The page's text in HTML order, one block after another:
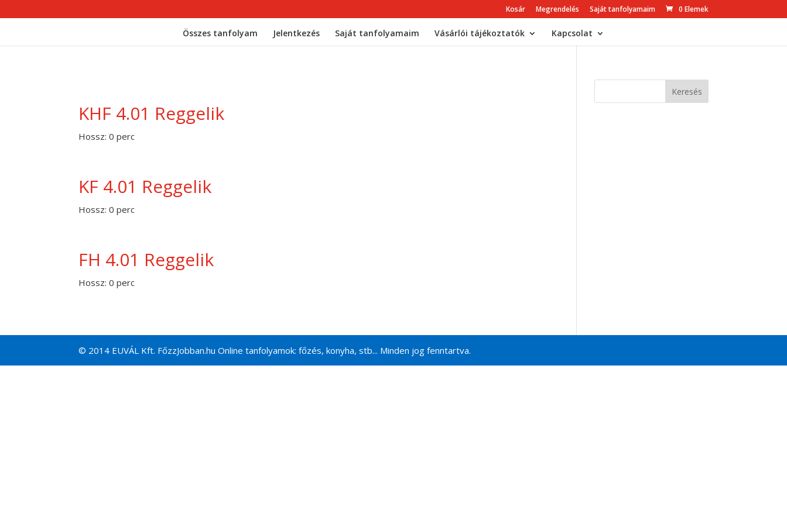
Kosár Megrendelés Saját tanfolyamaim 0 Elemek
Összes tanfolyam Jelentkezés Saját tanfolyamaim Vásárlói tájékoztatók Kapcsolat
KHF 4.01 Reggelik
Hossz: 0 perc
KF 4.01 Reggelik
Hossz: 0 perc
FH 4.01 Reggelik
Hossz: 0 perc
© 2014 EUVÁL Kft. FőzzJobban.hu Online tanfolyamok: főzés, konyha, stb... Minden jog fenntartva.